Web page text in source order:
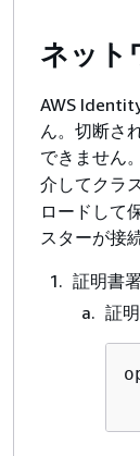
ネット
AWS
ん。切断さ
できません
介してクラ
ロードして
スターが接
証明書
証